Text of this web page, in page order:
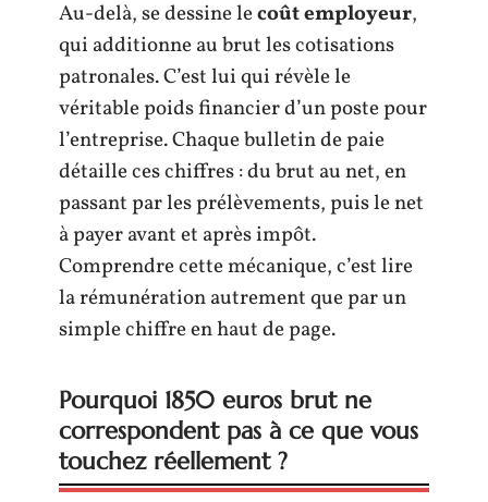
Au-delà, se dessine lecoût employeur,
qui additionne au brut les cotisations
patronales. C’est lui qui révèle le
véritable poids financier d’un poste pour
l’entreprise. Chaque bulletin de paie
détaille ces chiffres : du brut au net, en
passant par les prélèvements, puis le net
à payer avant et après impôt.
Comprendre cette mécanique, c’est lire
la rémunération autrement que par un
simple chiffre en haut de page.
Pourquoi 1850 euros brut ne
correspondent pas à ce que vous
touchez réellement ?